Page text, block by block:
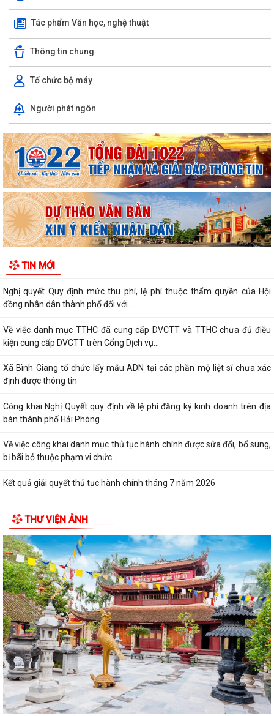
Tác phẩm Văn học, nghệ thuật
Thông tin chung
Tổ chức bộ máy
Người phát ngôn
TIN MỚI
bàn xã
Lãnh đạo xã Bình Giang kiểm tra tiến độ thi công các công trình trên
địa bàn
Về việc công khai danh mục thủ tục hành chính được sửa đổi, bổ sung,
thay thế, bị bãi bỏ thuộc...
Về việc công khai thủ tục hành chính ban hành mới, được sửa đổi, bổ
sung thuộc phạm vi chức năng...
chương Thanh niên xung phong vẻ...
Nghị quyết Quy định mức thu phí, lệ phí thuộc thẩm quyền của Hội
đồng nhân dân thành phố đối với...
Về việc danh mục TTHC đã cung cấp DVCTT và TTHC chưa đủ điều
kiện cung cấp DVCTT trên Cổng Dịch vụ...
Xã Bình Giang tổ chức lấy mẫu ADN tại các phần mộ liệt sĩ chưa xác
định được thông tin
Công khai Nghị Quyết quy định về lệ phí đăng ký kinh doanh trên địa
bàn thành phố Hải Phòng
Về việc công khai danh mục thủ tục hành chính được sửa đổi, bổ sung,
bị bãi bỏ thuộc phạm vi chức...
Kết quả giải quyết thủ tục hành chính tháng 7 năm 2026
LƯỢNG THEO TIÊU CHUẨN QUỐC GIA TCVN...
UBND xã triển khai giải quyết chế độ chính sách đối với người hoạt
động không chuyên trách ở thôn
Nghị quyết Về việc quy định mức chi thăm chúc tết Nguyên đán, thăm
hỏi ốm đau, trợ cấp đối với một...
Bình Giang triển khai Kế hoạch lấy mẫu hài cốt liệt sĩ
Xã Bình Giang học tập nghị quyết Hôi nghị lần thứ ba Ban Chấp hành
Trung ương Đảng khóa XIV
Về việc phê duyệt quy trình nội bộ giải quyết thủ tục hành chính thuộc
phạm vi chức năng của Sở...
THƯ VIỆN ẢNH